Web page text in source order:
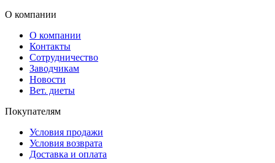
О компании
О компании
Контакты
Сотрудничество
Заводчикам
Новости
Вет. диеты
Покупателям
Условия продажи
Условия возврата
Доставка и оплата